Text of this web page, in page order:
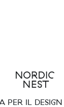
PER IL